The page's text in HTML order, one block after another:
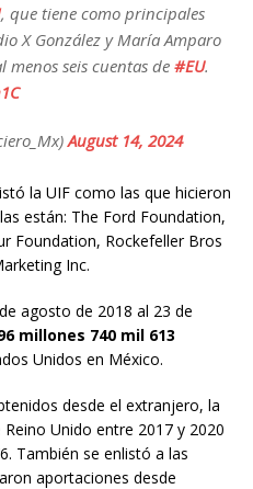
, que tiene como principales
X González y María Amparo
menos seis cuentas de #EU.
August 14, 2024
la UIF como las que hicieron
están: The Ford Foundation,
Foundation, Rockefeller Bros
Inc.
agosto de 2018 al 23 de
millones 740 mil 613
Unidos en México.
desde el extranjero, la
Unido entre 2017 y 2020
También se enlistó a las
aportaciones desde